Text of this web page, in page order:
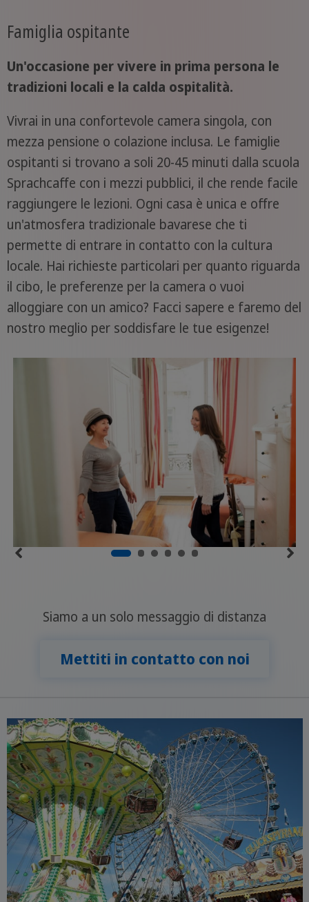
Famiglia ospitante
Un'occasione per vivere in prima persona le
tradizioni locali e la calda ospitalità.
Vivrai in una confortevole camera singola, con
mezza pensione o colazione inclusa. Le famiglie
ospitanti si trovano a soli 20-45 minuti dalla scuola
Sprachcaffe con i mezzi pubblici, il che rende facile
raggiungere le lezioni. Ogni casa è unica e offre
un'atmosfera tradizionale bavarese che ti
permette di entrare in contatto con la cultura
locale. Hai richieste particolari per quanto riguarda
il cibo, le preferenze per la camera o vuoi
alloggiare con un amico? Facci sapere e faremo del
nostro meglio per soddisfare le tue esigenze!
Siamo a un solo messaggio di distanza
Mettiti in contatto con noi